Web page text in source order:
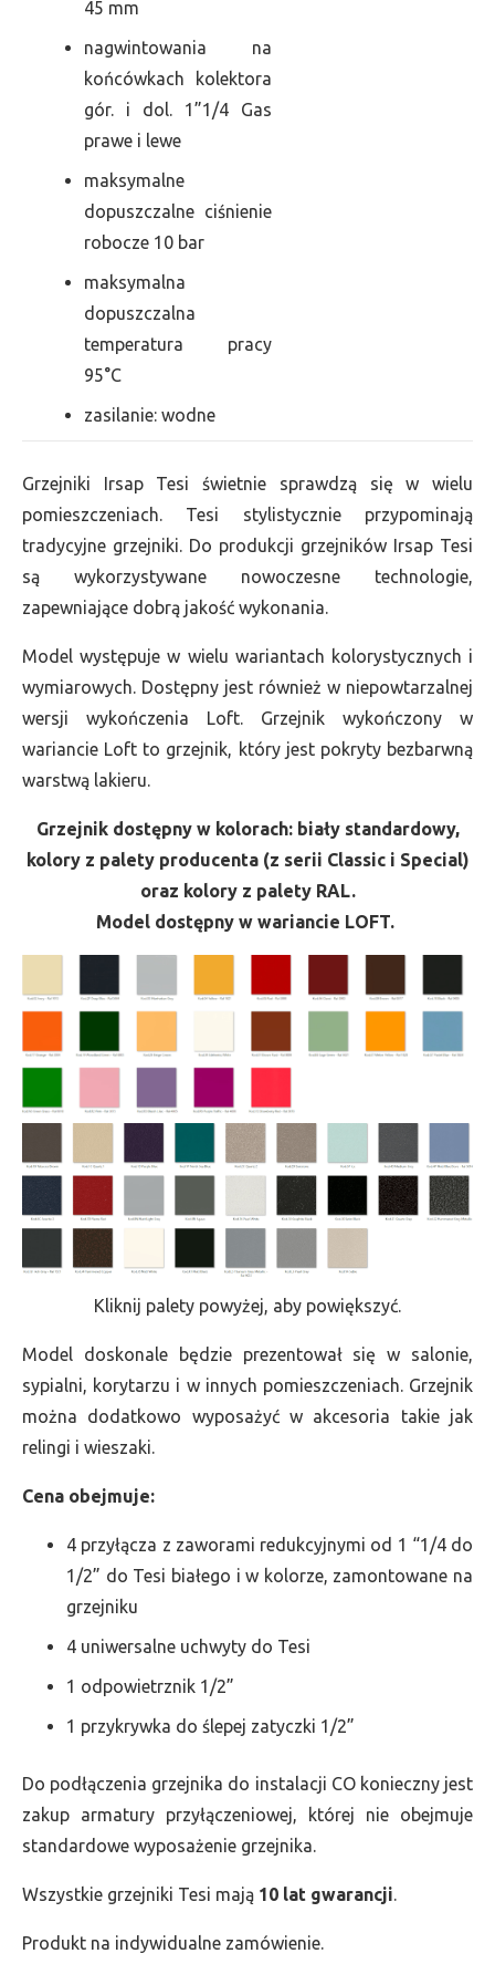
45 mm
nagwintowania na
końcówkach kolektora
gór. i dol. 1”1/4 Gas
prawe i lewe
maksymalne
dopuszczalne ciśnienie
robocze 10 bar
maksymalna
dopuszczalna
temperatura pracy
95°C
zasilanie: wodne
Grzejniki Irsap Tesi świetnie sprawdzą się w wielu
pomieszczeniach. Tesi stylistycznie przypominają
tradycyjne grzejniki. Do produkcji grzejników Irsap Tesi
są wykorzystywane nowoczesne technologie,
zapewniające dobrą jakość wykonania.
Model występuje w wielu wariantach kolorystycznych i
wymiarowych. Dostępny jest również w niepowtarzalnej
wersji wykończenia Loft. Grzejnik wykończony w
wariancie Loft to grzejnik, który jest pokryty bezbarwną
warstwą lakieru.
Grzejnik dostępny w kolorach: biały standardowy,
kolory z palety producenta (z serii Classic i Special)
oraz kolory z palety RAL.
Model dostępny w wariancie LOFT.
Kliknij palety powyżej, aby powiększyć.
Model doskonale będzie prezentował się w salonie,
sypialni, korytarzu i w innych pomieszczeniach. Grzejnik
można dodatkowo wyposażyć w akcesoria takie jak
relingi i wieszaki.
Cena obejmuje:
4 przyłącza z zaworami redukcyjnymi od 1 “1/4 do
1/2” do Tesi białego i w kolorze, zamontowane na
grzejniku
4 uniwersalne uchwyty do Tesi
1 odpowietrznik 1/2”
1 przykrywka do ślepej zatyczki 1/2”
Do podłączenia grzejnika do instalacji CO konieczny jest
zakup armatury przyłączeniowej, której nie obejmuje
standardowe wyposażenie grzejnika.
Wszystkie grzejniki Tesi mają 10 lat gwarancji.
Produkt na indywidualne zamówienie.